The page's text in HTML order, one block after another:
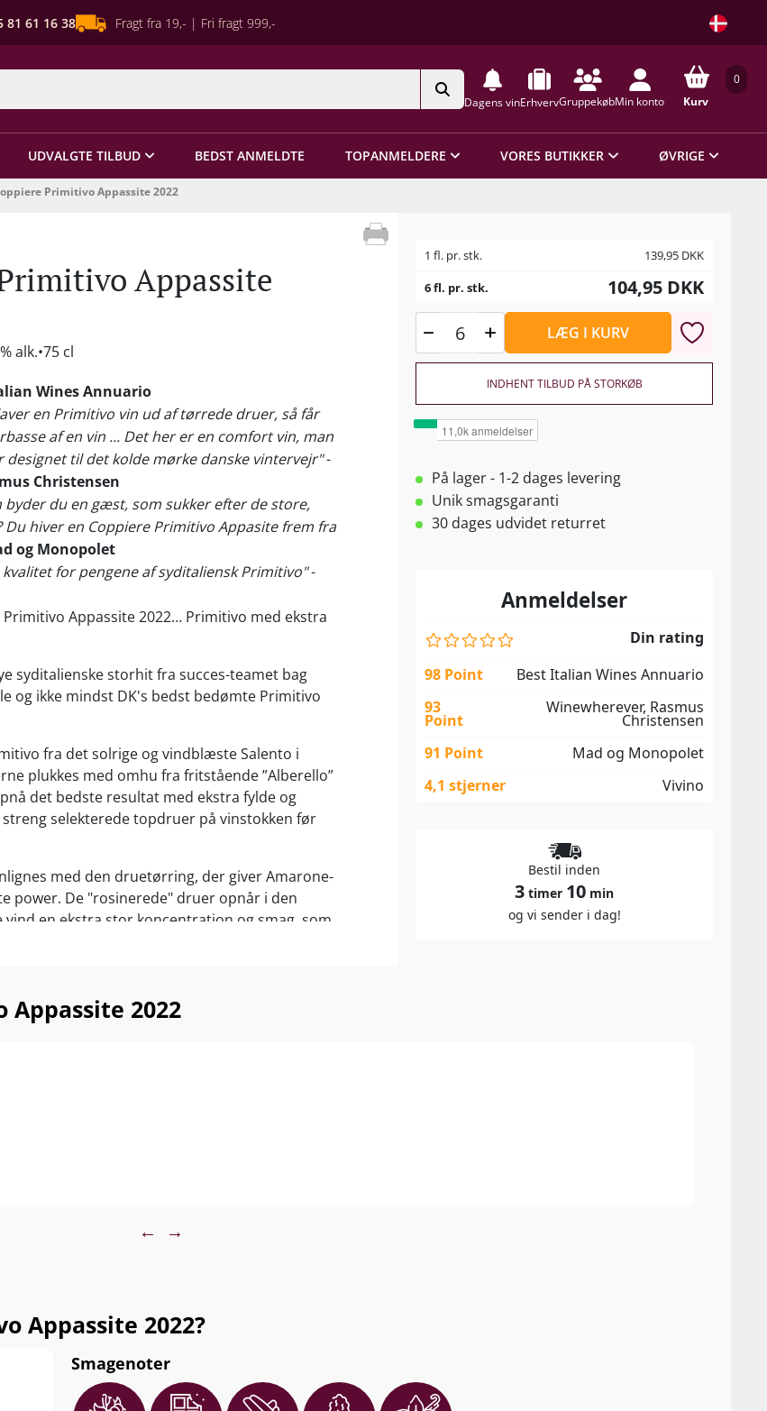
81 61 16 38 Fragt fra 19,- | Fri fragt 999,-
Dagens vinErhvervGruppekøbMin konto
0
Kurv
UDVALGTE TILBUD BEDST ANMELDTE TOPANMELDERE VORES BUTIKKER ØVRIGE
Primitivo Appassite 2022
Appassite
alk. 75 cl
Wines Annuario
en Primitivo vin ud af tørrede druer, så får
af en vin ... Det her er en comfort vin, man
til det kolde mørke danske vintervejr"-
Christensen
byder du en gæst, som sukker efter de store,
Du hiver en Coppiere Primitivo Appasite frem fra
og Monopolet
for pengene af syditaliensk Primitivo"-
Appassite 2022… Primitivo med ekstra
syditalienske storhit fra succes-teamet bag
og ikke mindst DK's bedst bedømte Primitivo
fra det solrige og vindblæste Salento i
plukkes med omhu fra fritstående ”Alberello”
det bedste resultat med ekstra fylde og
selekterede topdruer på vinstokken før
med den druetørring, der giver Amarone-
power. De "rosinerede" druer opnår i den
vind en ekstra stor koncentration og smag, som
måneders lagring på de fineste franske egefade.
1 fl. pr. stk. 139,95 DKK
6 fl. pr. stk.
104,95 DKK
LÆG I KURV
INDHENT TILBUD PÅ STORKØB
På lager - 1-2 dages levering
Unik smagsgaranti
30 dages udvidet returret
Anmeldelser
Din rating
98 Point
Best Italian Wines Annuario
93
Point
Winewherever, Rasmus
Christensen
91 Point
Mad og Monopolet
4,1 stjerner
Vivino
Bestil inden
3 timer 10 min
og vi sender i dag!
2022
← →
Appassite 2022?
Smagenoter